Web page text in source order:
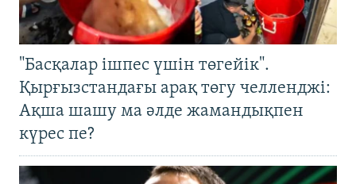
"Басқалар ішпес үшін төгейік".
Қырғызстандағы арақ төгу челленджі:
Ақша шашу ма әлде жамандықпен
күрес пе?